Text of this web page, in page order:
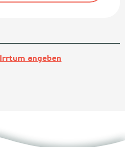
angeben